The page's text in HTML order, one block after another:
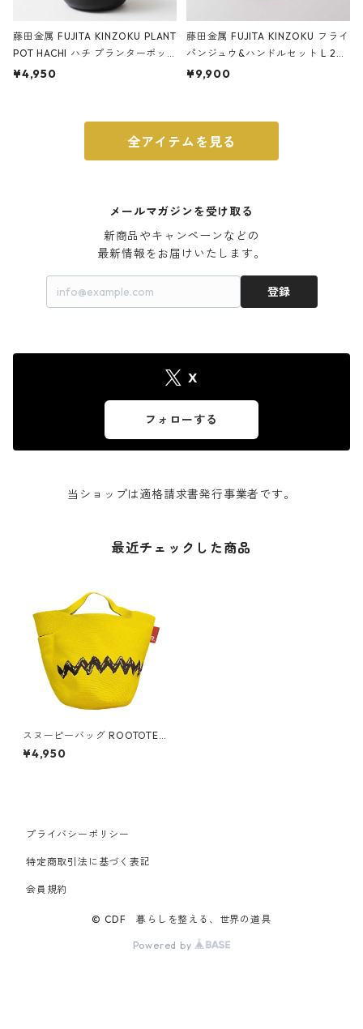
藤田金属 FUJITA KINZOKU PLANT
POT HACHI ハチ プランターポッ
ト 3号 ブラック
¥4,950
藤田金属 FUJITA KINZOKU フライ
パンジュウ&ハンドルセット L 24c
m ガス火・IH対応 鉄フライパン
¥9,900
全アイテムを見る
メールマガジンを受け取る
新商品やキャンペーンなどの
最新情報をお届けいたします。
登録
X
フォローする
当ショップは適格請求書発行事業者です。
最近チェックした商品
スヌーピーバッグ ROOTOTE
ルートート ポーノ.デリ.ピーナ
ッツ イエロー
¥4,950
プライバシーポリシー
特定商取引法に基づく表記
会員規約
© CDF 暮らしを整える、世界の道具
Powered by